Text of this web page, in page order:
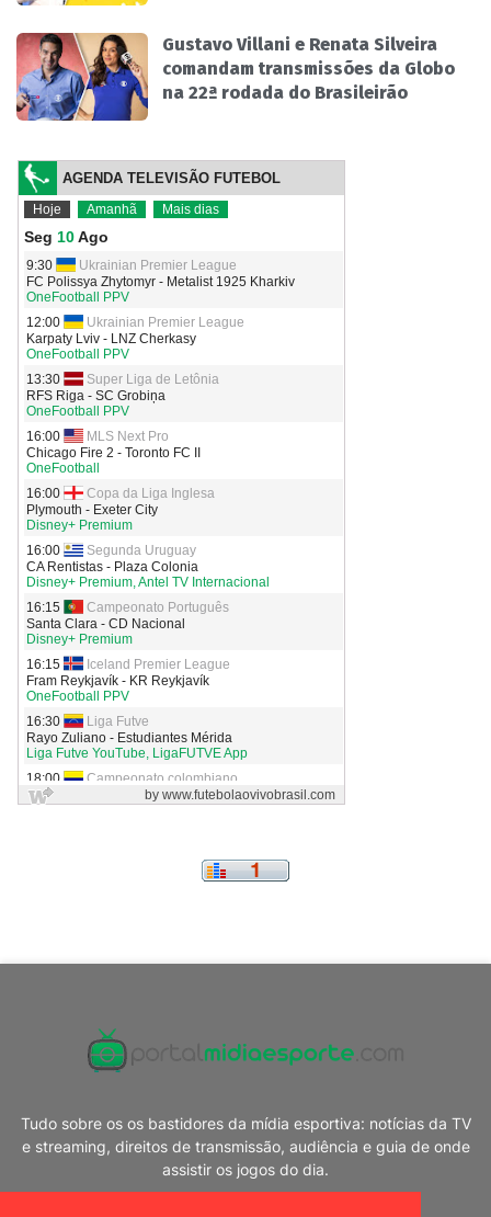
Gustavo Villani e Renata Silveira
comandam transmissões da Globo
na 22ª rodada do Brasileirão
Tudo sobre os os bastidores da mídia esportiva: notícias da TV
e streaming, direitos de transmissão, audiência e guia de onde
assistir os jogos do dia.